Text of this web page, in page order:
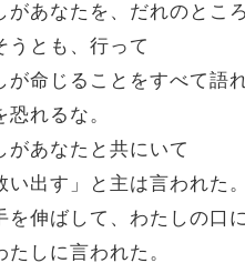
があなたを、だれのとこ
うとも、行って
が命じることをすべて語れ
恐れるな。
があなたと共にいて
い出す」と主は言われた。
を伸ばして、わたしの口
たしに言われた。